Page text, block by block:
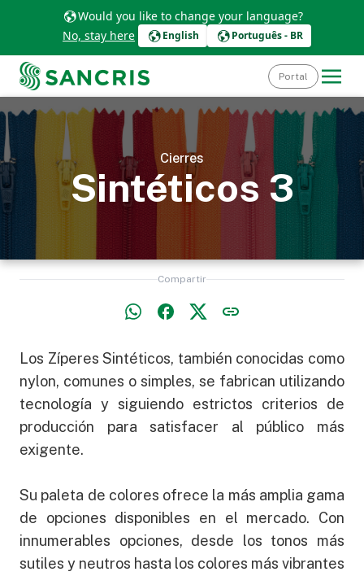
Would you like to change your language?
No, stay here
English Português - BR
Portal
Cierres
Sintéticos 3
Compartir
Los Zíperes Sintéticos, también conocidas como
nylon, comunes o simples, se fabrican utilizando
tecnología y siguiendo estrictos criterios de
producción para satisfacer al público más
exigente.
Su paleta de colores ofrece la más amplia gama
de opciones disponibles en el mercado. Con
innumerables opciones, desde los tonos más
sutiles y neutros hasta los colores más vibrantes